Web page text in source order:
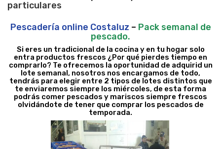
particulares
Pescadería online Costaluz – Pack semanal de
pescado.
Si eres un tradicional de la cocina y en tu hogar solo
entra productos frescos ¿Por qué pierdes tiempo en
comprarlo? Te ofrecemos la oportunidad de adquirid un
lote semanal, nosotros nos encargamos de todo,
tendrás para elegir entre 2 tipos de lotes distintos que
te enviaremos siempre los miércoles, de esta forma
podrás comer pescados y mariscos siempre frescos
olvidándote de tener que comprar los pescados de
temporada.